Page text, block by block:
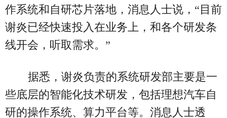
作系统和自研芯片落地，消息人士说，“目前
谢炎已经快速投入在业务上，和各个研发条
线开会，听取需求。”
据悉，谢炎负责的系统研发部主要是一
些底层的智能化技术研发，包括理想汽车自
研的操作系统、算力平台等。消息人士透